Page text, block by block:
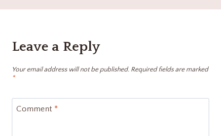
Leave a Reply
Your email address will not be published. Required fields are marked
*
Comment *